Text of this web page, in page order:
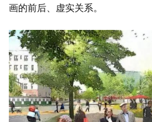
画的前后、虚实关系。